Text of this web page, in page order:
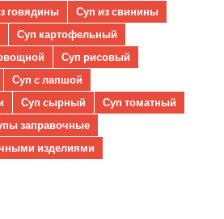
говядины
Суп из свинины
Суп картофельный
Суп рисовый
Суп с лапшой
Суп сырный
Суп томатный
заправочные
изделиями